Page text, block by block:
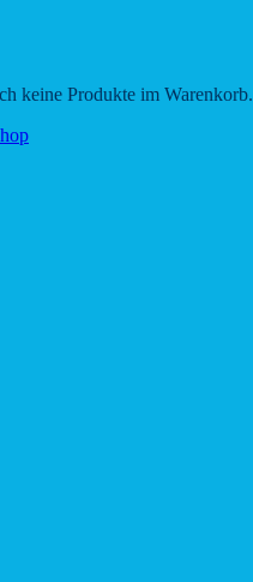
keine Produkte im Warenkorb.